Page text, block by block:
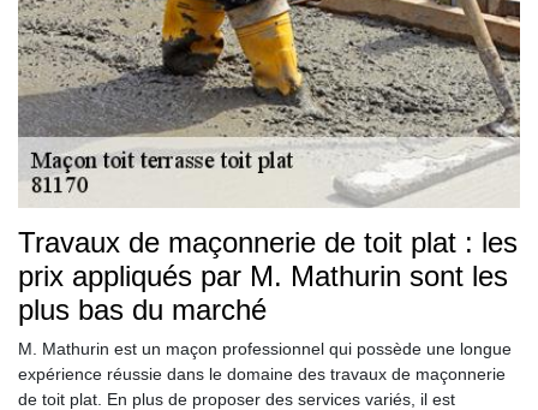
Travaux de maçonnerie de toit plat : les
prix appliqués par M. Mathurin sont les
plus bas du marché
M. Mathurin est un maçon professionnel qui possède une longue
expérience réussie dans le domaine des travaux de maçonnerie
de toit plat. En plus de proposer des services variés, il est